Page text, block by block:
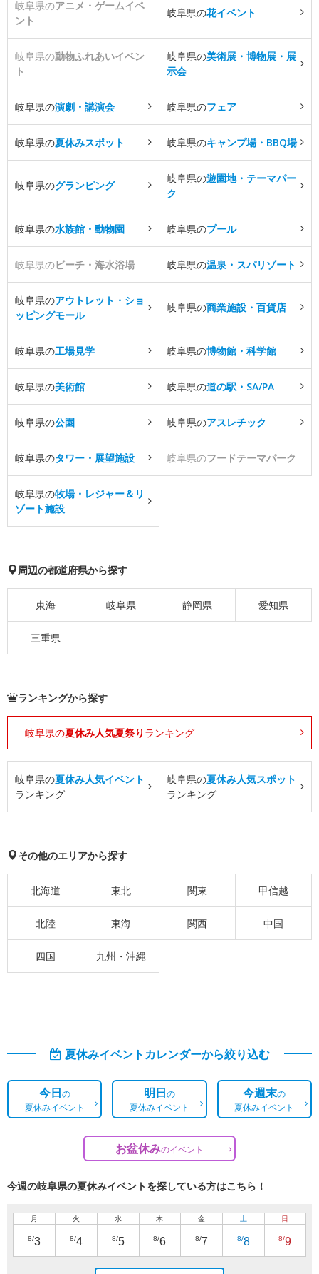
岐阜県のアニメ・ゲームイベ
ント
岐阜県の花イベント
岐阜県の動物ふれあいイベン
ト
岐阜県の美術展・博物展・展
示会
岐阜県の演劇・講演会 岐阜県のフェア
岐阜県の夏休みスポット 岐阜県のキャンプ場・BBQ場
岐阜県のグランピング
岐阜県の遊園地・テーマパー
ク
岐阜県の水族館・動物園 岐阜県のプール
岐阜県のビーチ・海水浴場 岐阜県の温泉・スパリゾート
岐阜県のアウトレット・ショ
ッピングモール
岐阜県の商業施設・百貨店
岐阜県の工場見学 岐阜県の博物館・科学館
岐阜県の美術館 岐阜県の道の駅・SA/PA
岐阜県の公園 岐阜県のアスレチック
岐阜県のタワー・展望施設 岐阜県のフードテーマパーク
岐阜県の牧場・レジャー＆リ
ゾート施設
周辺の都道府県から探す
東海 岐阜県 静岡県 愛知県
三重県
ランキングから探す
岐阜県の夏休み人気夏祭り ランキング
岐阜県の夏休み人気イベント
ランキング
岐阜県の夏休み人気スポット
ランキング
その他のエリアから探す
北海道 東北 関東 甲信越
北陸 東海 関西 中国
四国 九州・沖縄
夏休みイベントカレンダーから絞り込む
今日の
夏休みイベント
明日の
夏休みイベント
今週末の
夏休みイベント
お盆休みのイベント
今週の岐阜県の夏休みイベントを探している方はこちら！
月
8/3
火
8/4
水
8/5
木
8/6
金
8/7
土
8/8
日
8/9